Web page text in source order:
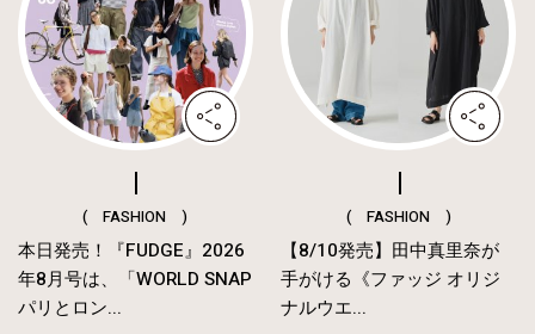
( FASHION )
本日発売！『FUDGE』2026
年8月号は、「WORLD SNAP
パリとロン...
( FASHION )
【8/10発売】田中真里奈が
手がける《ファッジ オリジ
ナルウエ...